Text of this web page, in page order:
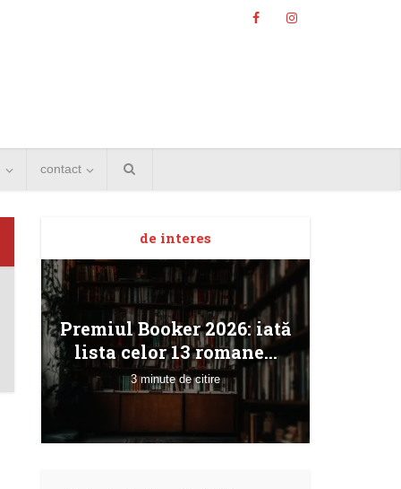
contact
de interes
Premiul Booker 2026: iată
lista celor 13 romane...
3 minute de citire